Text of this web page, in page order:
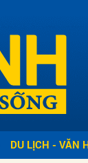
DU LỊCH - VĂN